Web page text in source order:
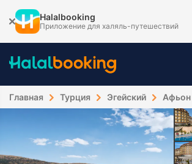
Halalbooking
Приложение для халяль-путешествий
Главная Турция Эгейский Афьон